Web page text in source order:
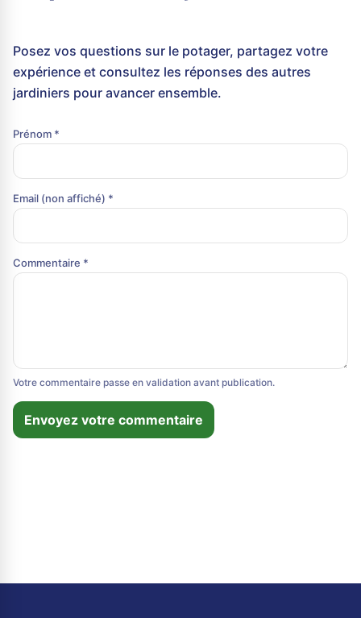
Posez vos questions sur le potager, partagez votre
expérience et consultez les réponses des autres
jardiniers pour avancer ensemble.
Prénom *
Email (non affiché) *
Commentaire *
Votre commentaire passe en validation avant publication.
Envoyez votre commentaire